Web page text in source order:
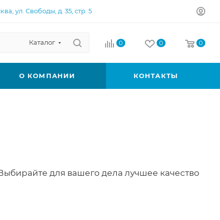
ул. Свободы, д. 35, стр. 5
Каталог 0 0 0
О КОМПАНИИ КОНТАКТЫ
для вашего дела лучшее качество